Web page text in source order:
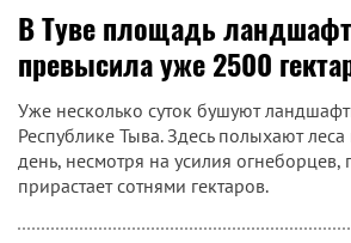
В Туве площадь
превысила уже 2500
Уже несколько суток бушуют
Республике Тыва. Здесь полыхают
день, несмотря на усилия
прирастает сотнями гектаров.